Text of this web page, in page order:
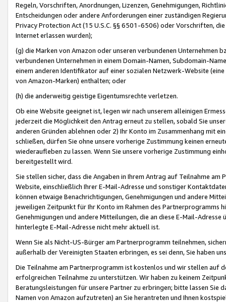
Regeln, Vorschriften, Anordnungen, Lizenzen, Genehmigungen,
Entscheidungen oder andere Anforderungen einer zuständigen
Privacy Protection Act (15 U.S.C. §§ 6501-6506) oder Vorschriften,
Internet erlassen wurden);
(g) die Marken von Amazon oder unseren verbundenen Unternehmen
verbundenen Unternehmen in einem Domain-Namen, Subdomain-
einem anderen Identifikator auf einer sozialen Netzwerk-Website
von Amazon-Marken) enthalten; oder
(h) die anderweitig geistige Eigentumsrechte verletzen.
Ob eine Website geeignet ist, legen wir nach unserem alleinigen
jederzeit die Möglichkeit den Antrag erneut zu stellen, sobald Sie
anderen Gründen ablehnen oder 2) Ihr Konto im Zusammenhang mit
schließen, dürfen Sie ohne unsere vorherige Zustimmung keinen
wiederaufleben zu lassen. Wenn Sie unsere vorherige Zustimmung
bereitgestellt wird.
Sie stellen sicher, dass die Angaben in Ihrem Antrag auf Teilnahme
Website, einschließlich Ihrer E-Mail-Adresse und sonstiger
können etwaige Benachrichtigungen, Genehmigungen und andere
jeweiligen Zeitpunkt für Ihr Konto im Rahmen des Partnerprogramms
Genehmigungen und andere Mitteilungen, die an diese E-Mail-
hinterlegte E-Mail-Adresse nicht mehr aktuell ist.
Wenn Sie als Nicht-US-Bürger am Partnerprogramm teilnehmen,
außerhalb der Vereinigten Staaten erbringen, es sei denn, Sie haben
Die Teilnahme am Partnerprogramm ist kostenlos und wir stellen auf
erfolgreichen Teilnahme zu unterstützen. Wir haben zu keinem
Beratungsleistungen für unsere Partner zu erbringen; bitte lassen Sie
Namen von Amazon aufzutreten) an Sie herantreten und Ihnen